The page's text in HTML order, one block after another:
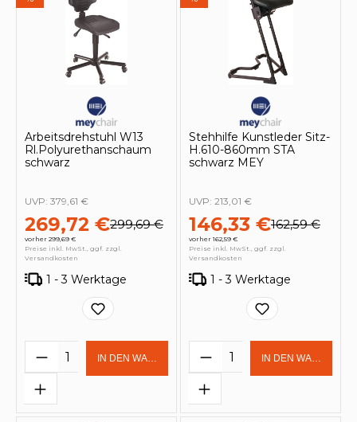
Arbeitsdrehstuhl W13
Rl.Polyurethanschaum
schwarz
269,72 €299,69 €
vorher 299,69 €
UVP: 379,61 €
Preise inkl. MwSt., ggf. zzgl.
Versandkosten
1 - 3 Werktage
Produkt Anzahl: Gib den
IN DEN WARENKORB
Stehhilfe Kunstleder Sitz-
H.610-860mm STA
schwarz MEY
146,33 €162,59 €
vorher 162,59 €
UVP: 213,01 €
Preise inkl. MwSt., ggf. zzgl.
Versandkosten
1 - 3 Werktage
Produkt Anzahl:
IN DEN